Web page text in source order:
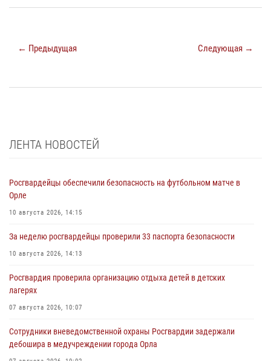
← Предыдущая Следующая →
ЛЕНТА НОВОСТЕЙ
Росгвардейцы обеспечили безопасность на футбольном матче в
Орле
10 августа 2026, 14:15
За неделю росгвардейцы проверили 33 паспорта безопасности
10 августа 2026, 14:13
Росгвардия проверила организацию отдыха детей в детских
лагерях
07 августа 2026, 10:07
Сотрудники вневедомственной охраны Росгвардии задержали
дебошира в медучреждении города Орла